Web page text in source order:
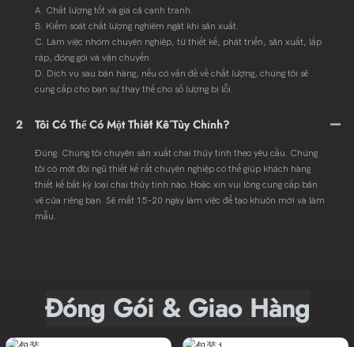
A. Chất lượng tốt và giá cả cạnh tranh.
B. Kiểm soát chất lượng nghiêm ngặt khi sản xuất.
C. Làm việc nhóm chuyên nghiệp, từ thiết kế, phát triển, sản xuất, lắp
ráp, đóng gói và vận chuyển.
D. Dịch vụ sau bán hàng, nếu có vấn đề về chất lượng, chúng tôi sẽ
cung cấp cho bạn sự thay thế cho số lượng bị lỗi.
2 Tôi Có Thể Có Một Thiết Kế Tùy Chỉnh?
Đúng. Chúng tôi chuyên sản xuất chai thủy tinh theo yêu cầu. Chúng
tôi có một đội ngũ thiết kế rất chuyên nghiệp có thể giúp khách hàng
thiết kế bất kỳ loại chai thủy tinh nào. Hoặc xin vui lòng cung cấp bản
vẽ của riêng bạn. Sẽ mất 15-20 ngày làm việc để tạo khuôn mới và làm
mẫu.
Đóng Gói & Giao Hàng